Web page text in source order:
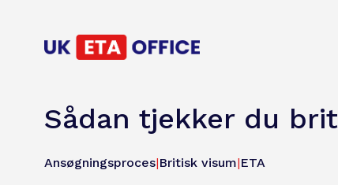
Sådan tjekker du
Ansøgningsproces|Britisk visum|ETA